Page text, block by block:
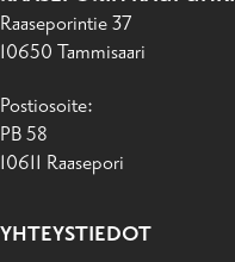
Raaseporintie 37
10650 Tammisaari
Postiosoite:
PB 58
10611 Raasepori
YHTEYSTIEDOT